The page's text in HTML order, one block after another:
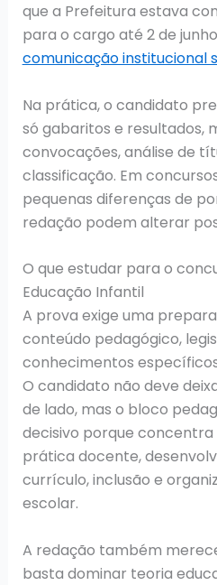
que a Prefeitura estava
para o cargo até 2 de
comunicação institucional
Na prática, o candidato
só gabaritos e resultados,
convocações, análise de
classificação. Em
pequenas diferenças de
redação podem alterar
O que estudar para o
Educação Infantil
A prova exige uma
conteúdo pedagógico,
conhecimentos
O candidato não deve
de lado, mas o bloco
decisivo porque concentra
prática docente,
currículo, inclusão e
escolar.
A redação também
basta dominar teoria